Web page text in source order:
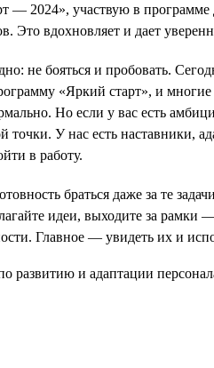
— 2024», участвую в
Это вдохновляет и дает
не бояться и пробовать.
«Яркий старт», и
Но если у вас есть
точки. У нас есть наставники,
в работу.
браться даже за те
идеи, выходите за рамки
Главное — увидеть их и